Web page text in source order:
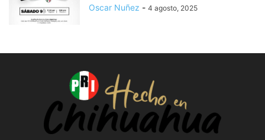
Oscar Nuñez - 4 agosto, 2025